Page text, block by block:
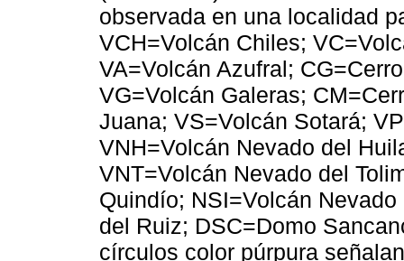
observada en una localidad
VCH=Volcán Chiles;
VA=Volcán Azufral;
VG=Volcán Galeras;
Juana; VS=Volcán Sotará;
VNH=Volcán Nevado del
VNT=Volcán Nevado del
Quindío; NSI=Volcán
del Ruiz; DSC=Domo
círculos color púrpura